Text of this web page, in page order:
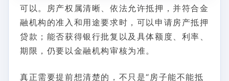
可以。房产权属清晰、依法允许抵押，并符合金
融机构的准入和用途要求时，可以申请房产抵押
贷款；能否获得银行批复以及具体额度、利率、
期限，仍要以金融机构审核为准。
真正需要提前想清楚的，不只是“房子能不能抵